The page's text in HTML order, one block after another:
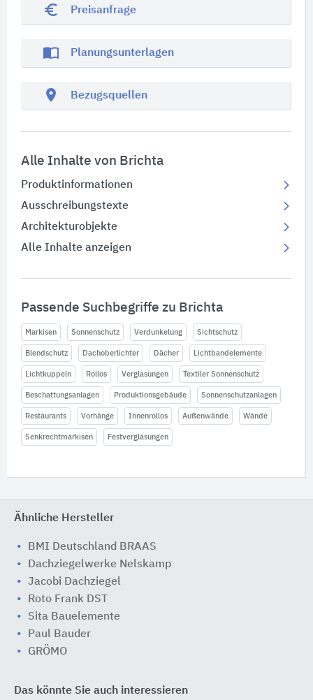
euro_symbol Preisanfrage
import_contacts Planungsunterlagen
location_on Bezugsquellen
Alle Inhalte von Brichta
Produktinformationen
Ausschreibungstexte
Architekturobjekte
Alle Inhalte anzeigen
Passende Suchbegriffe zu Brichta
Markisen Sonnenschutz Verdunkelung Sichtschutz
Blendschutz Dachoberlichter Dächer Lichtbandelemente
Lichtkuppeln Rollos Verglasungen Textiler Sonnenschutz
Beschattungsanlagen Produktionsgebäude Sonnenschutzanlagen
Restaurants Vorhänge Innenrollos Außenwände Wände
Senkrechtmarkisen Festverglasungen
Ähnliche Hersteller
BMI Deutschland BRAAS
Dachziegelwerke Nelskamp
Jacobi Dachziegel
Roto Frank DST
Sita Bauelemente
Paul Bauder
GRÖMO
Das könnte Sie auch interessieren